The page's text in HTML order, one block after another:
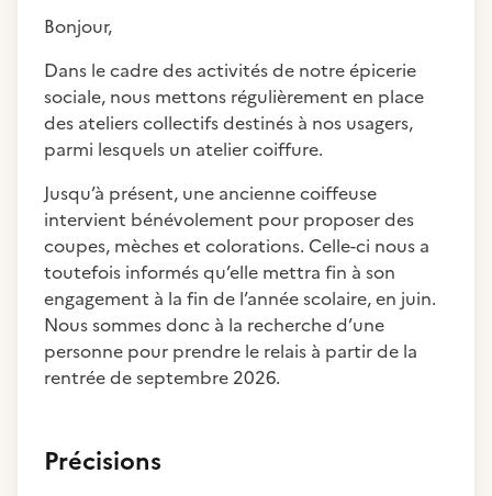
Bonjour,
Dans le cadre des activités de notre épicerie
sociale, nous mettons régulièrement en place
des ateliers collectifs destinés à nos usagers,
parmi lesquels un atelier coiffure.
Jusqu’à présent, une ancienne coiffeuse
intervient bénévolement pour proposer des
coupes, mèches et colorations. Celle-ci nous a
toutefois informés qu’elle mettra fin à son
engagement à la fin de l’année scolaire, en juin.
Nous sommes donc à la recherche d’une
personne pour prendre le relais à partir de la
rentrée de septembre 2026.
Précisions